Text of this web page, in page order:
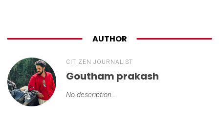
AUTHOR
CITIZEN JOURNALIST
Goutham prakash
No description...